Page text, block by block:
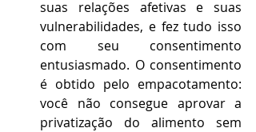
suas relações afetivas e suas
vulnerabilidades, e fez tudo isso
com seu consentimento
entusiasmado. O consentimento
é obtido pelo empacotamento:
você não consegue aprovar a
privatização do alimento sem